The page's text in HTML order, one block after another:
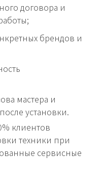
договора и
брендов и
мастера и
установки.
клиентов
техники при
сервисные